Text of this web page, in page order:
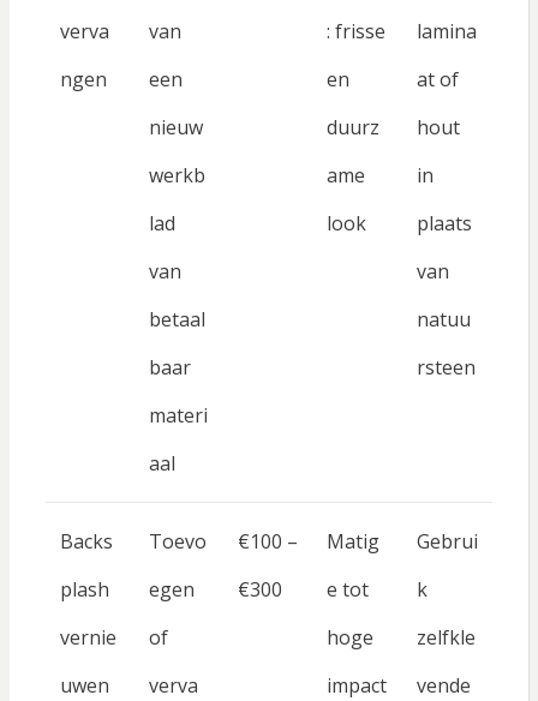
verva
ngen
van
een
nieuw
werkb
lad
van
betaal
baar
materi
aal
: frisse
en
duurz
ame
look
lamina
at of
hout
in
plaats
van
natuu
rsteen
Backs
plash
vernie
uwen
Toevo
egen
of
verva
€100 –
€300
Matig
e tot
hoge
impact
Gebrui
k
zelfkle
vende